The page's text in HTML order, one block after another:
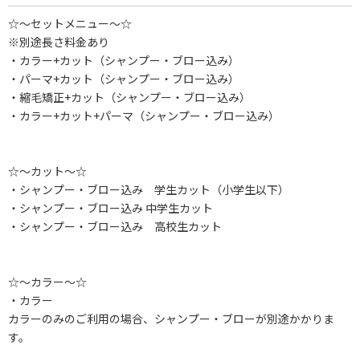
☆～セットメニュー～☆
※別途長さ料金あり
・カラー+カット（シャンプー・ブロー込み）
・パーマ+カット（シャンプー・ブロー込み）
・縮毛矯正+カット（シャンプー・ブロー込み）
・カラー+カット+パーマ（シャンプー・ブロー込み）
☆～カット～☆
・シャンプー・ブロー込み 学生カット（小学生以下）
・シャンプー・ブロー込み 中学生カット
・シャンプー・ブロー込み 高校生カット
☆～カラー～☆
・カラー
カラーのみのご利用の場合、シャンプー・ブローが別途かかりま
す。